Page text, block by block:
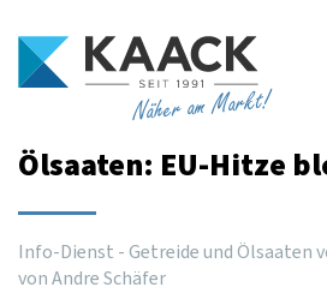
Näher am Markt!
Ölsaaten: EU-Hitze
Info-Dienst - Getreide und Ölsaaten
von Andre Schäfer